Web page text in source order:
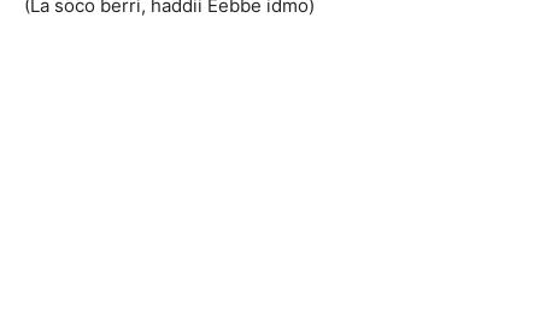
(La soco berri, haddii Eebbe idmo)